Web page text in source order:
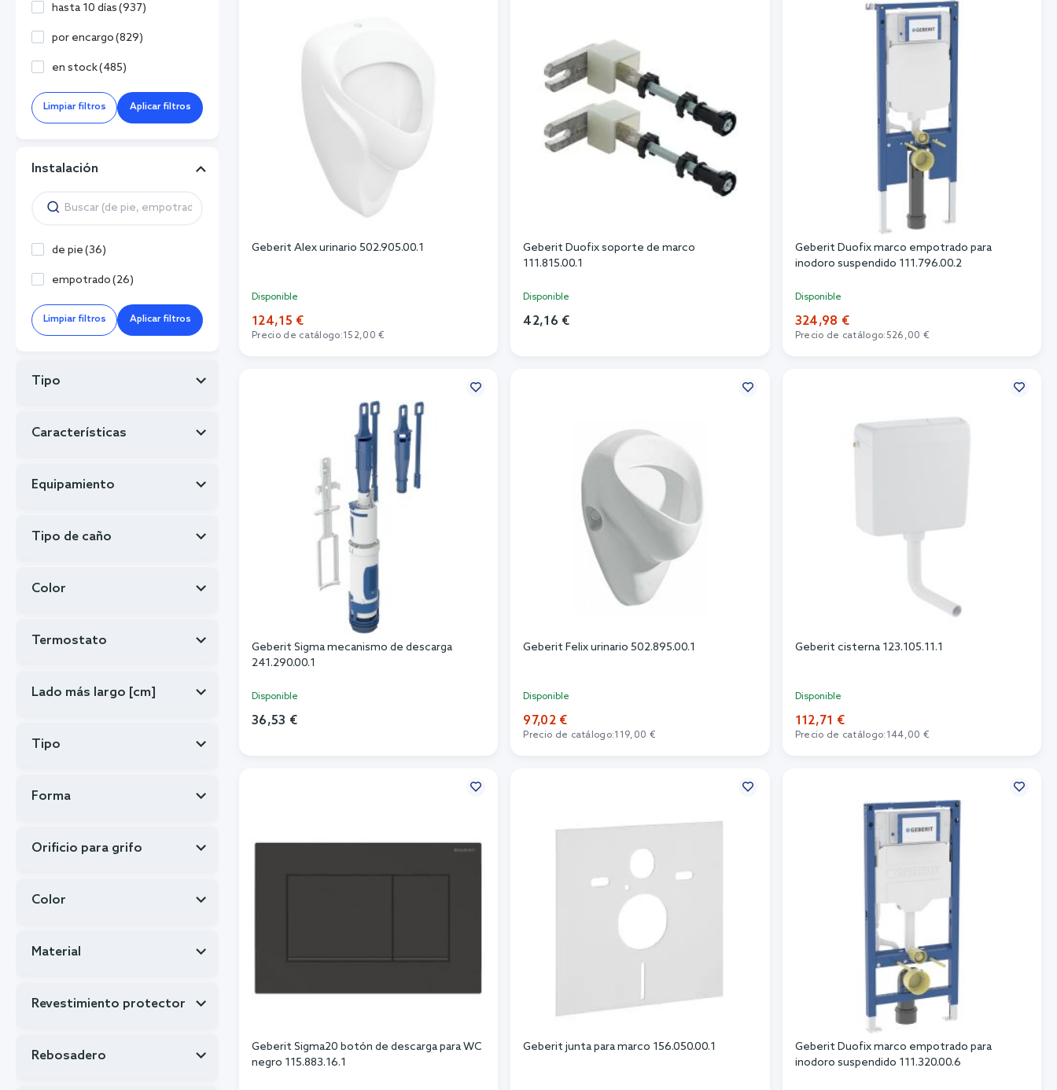
Geberit Alex urinario 502.905.00.1
Disponible
124,15 €
Precio de catálogo:152,00 €
Geberit Duofix soporte de marco
111.815.00.1
Disponible
42,16 €
Geberit Duofix marco empotrado para
inodoro suspendido 111.796.00.2
Disponible
324,98 €
Precio de catálogo: 526,00 €
Geberit Sigma mecanismo de descarga
241.290.00.1
Disponible
36,53 €
Geberit Felix urinario 502.895.00.1
Disponible
97,02 €
Precio de catálogo:119,00 €
Geberit cisterna 123.105.11.1
Disponible
112,71 €
Precio de catálogo: 144,00 €
Geberit Sigma20 botón de descarga para WC
negro 115.883.16.1
Geberit junta para marco 156.050.00.1
Geberit Duofix marco empotrado para
inodoro suspendido 111.320.00.6
hasta 10 días(937)
por encargo(829)
en stock(485)
Limpiar filtros Aplicar filtros
Instalación
de pie(36)
empotrado(26)
Limpiar filtros Aplicar filtros
Tipo
Características
Equipamiento
Tipo de caño
Color
Termostato
Lado más largo [cm]
Tipo
Forma
Orificio para grifo
Color
Material
Revestimiento protector
Rebosadero